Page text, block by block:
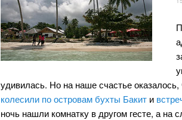
удивилась. Но на наше счастье
колесили по островам бухты Бакит и
ночь нашли комнатку в другом гесте, а на